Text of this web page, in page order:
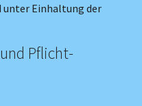
unter Einhaltung der
Pflicht­